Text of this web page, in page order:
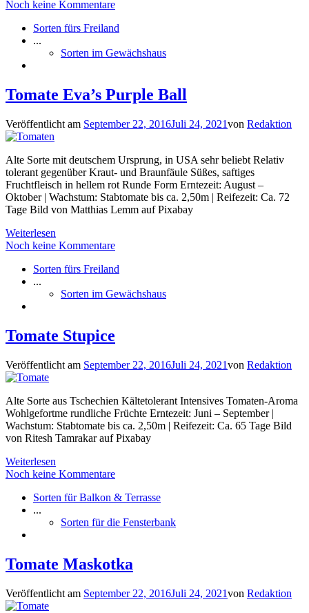
Noch keine Kommentare
Sorten fürs Freiland
...
Sorten im Gewächshaus
Tomate Eva’s Purple Ball
Veröffentlicht am September 22, 2016Juli 24, 2021von Redaktion
Alte Sorte mit deutschem Ursprung, in USA sehr beliebt Relativ
tolerant gegenüber Kraut- und Braunfäule Süßes, saftiges
Fruchtfleisch in hellem rot Runde Form Erntezeit: August –
Oktober | Wachstum: Stabtomate bis ca. 2,50m | Reifezeit: Ca. 72
Tage Bild von Matthias Lemm auf Pixabay
Weiterlesen
Noch keine Kommentare
Sorten fürs Freiland
...
Sorten im Gewächshaus
Tomate Stupice
Veröffentlicht am September 22, 2016Juli 24, 2021von Redaktion
Alte Sorte aus Tschechien Kältetolerant Intensives Tomaten-Aroma
Wohlgefortme rundliche Früchte Erntezeit: Juni – September |
Wachstum: Stabtomate bis ca. 2,50m | Reifezeit: Ca. 65 Tage Bild
von Ritesh Tamrakar auf Pixabay
Weiterlesen
Noch keine Kommentare
Sorten für Balkon & Terrasse
...
Sorten für die Fensterbank
Tomate Maskotka
Veröffentlicht am September 22, 2016Juli 24, 2021von Redaktion